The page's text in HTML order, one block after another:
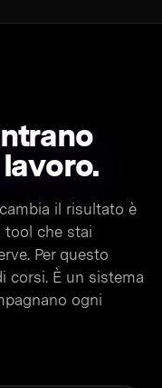
il risultato è
tool che stai
Per questo
corsi. È un sistema
ogni